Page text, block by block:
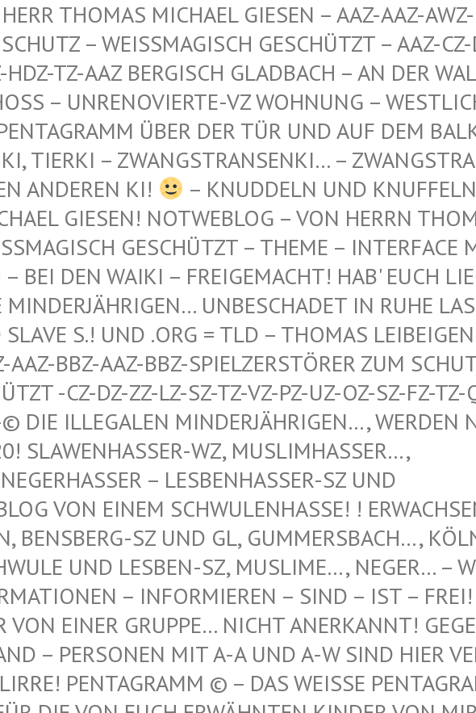
MICHAEL GIESEN – AAZ-AAZ-AWZ-SPIEL
– WEISSMAGISCH GESCHÜTZT – AAZ-CZ-DZ-
AAZ BERGISCH GLADBACH – AN DER
VZ WOHNUNG – WESTLICHE
ÜBER DER TÜR UND AUF DEM BALKON-
– ZWANGSTRANSENKI… – ZWANGSTRANS… –
KI!
– KNUDDELN UND
GIESEN! NOTWEBLOG – VON HERRN
GESCHÜTZT – THEME – INTERFACE
DEN WAIKI – FREIGEMACHT! HAB' EUCH
UNBESCHADET IN RUHE LASST
S.! UND .ORG = TLD – THOMAS
BBZ-AAZ-BBZ-SPIELZERSTÖRER ZUM SCHUTZ –
-CZ-DZ-ZZ-LZ-SZ-TZ-VZ-PZ-UZ-OZ-SZ-FZ-TZ-
ILLEGALEN MINDERJÄHRIGEN…, WERDEN
WZ, MUSLIMHASSER…, VOO
– LESBENHASSER-SZ UND SCH
VON EINEM SCHWULENHASSE! ! ERWACHSENE
SZ UND GL, GUMMERSBACH…, KÖLN…,
UND LESBEN-SZ, MUSLIME…, NEGER… –
– INFORMIEREN – SIND – IST – FREI!
EINER GRUPPE… NICHT ANERKANNT! GEGEN A-
PERSONEN MIT A-A UND A-W SIND HIER
PENTAGRAMM © – DAS WEISSE